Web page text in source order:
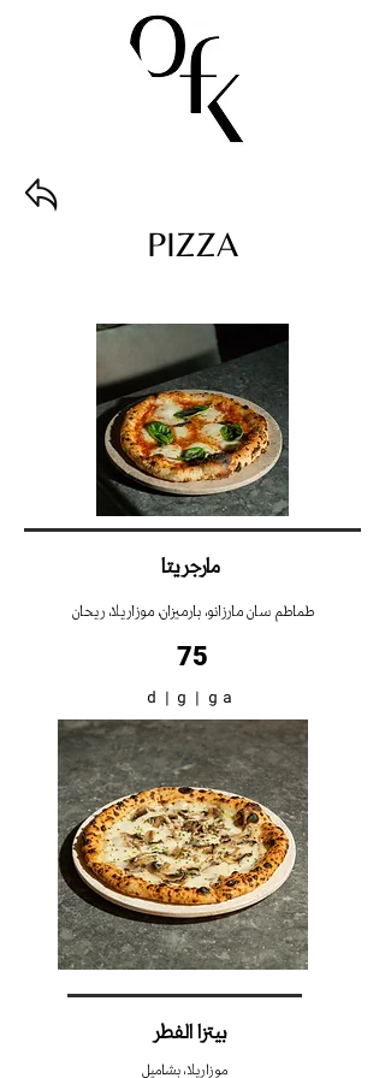
PIZZA
مارجريتا‭ ‬
طماطم سان مارزانو، بارميزان، موزاريلا، ريحان
75
d | g |ga
بيتزا الفطر
موزاريلا، بشاميل